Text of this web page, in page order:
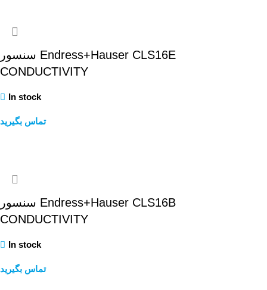
سنسور Endress+Hauser CLS16E
CONDUCTIVITY
In stock
تماس بگیرید
سنسور Endress+Hauser CLS16B
CONDUCTIVITY
In stock
تماس بگیرید